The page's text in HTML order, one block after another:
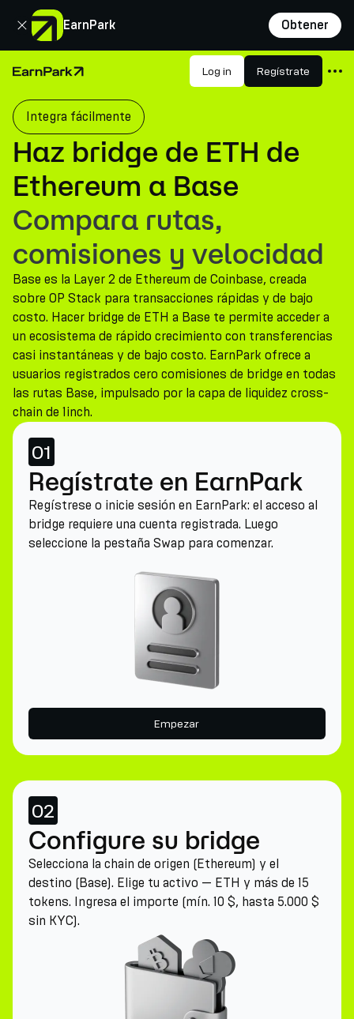
EarnPark Obtener
Cerrar
Página de inicio Log in Regístrate
Productos
Mercados
Calculadoras
PARK Token
Recursos
Compañía
Integra fácilmente
Haz bridge de ETH de
Ethereum a Base
Compara rutas,
comisiones y velocidad
Base es la Layer 2 de Ethereum de Coinbase, creada
sobre OP Stack para transacciones rápidas y de bajo
costo. Hacer bridge de ETH a Base te permite acceder a
un ecosistema de rápido crecimiento con transferencias
casi instantáneas y de bajo costo. EarnPark ofrece a
usuarios registrados cero comisiones de bridge en todas
las rutas Base, impulsado por la capa de liquidez cross-
chain de 1inch.
01
Regístrate en EarnPark
Regístrese o inicie sesión en EarnPark: el acceso al
bridge requiere una cuenta registrada. Luego
seleccione la pestaña Swap para comenzar.
Empezar
02
Configure su bridge
Selecciona la chain de origen (Ethereum) y el
destino (Base). Elige tu activo — ETH y más de 15
tokens. Ingresa el importe (mín. 10 $, hasta 5.000 $
sin KYC).